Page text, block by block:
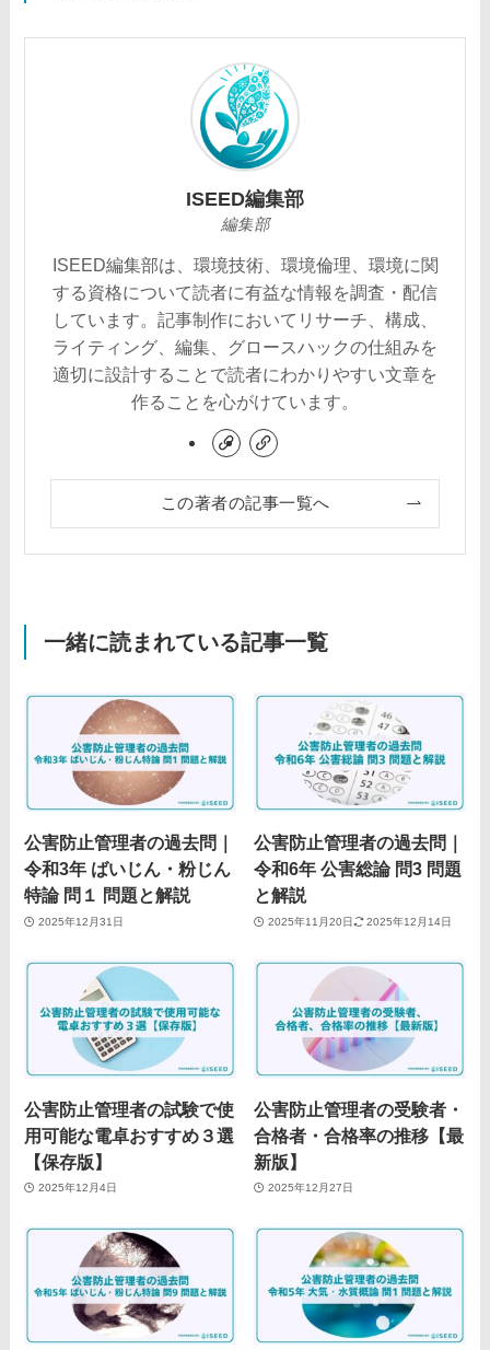
ISEED編集部
編集部
ISEED編集部は、環境技術、環境倫理、環境に関
する資格について読者に有益な情報を調査・配信
しています。記事制作においてリサーチ、構成、
ライティング、編集、グロースハックの仕組みを
適切に設計することで読者にわかりやすい文章を
作ることを心がけています。
この著者の記事一覧へ
一緒に読まれている記事一覧
公害防止管理者の過去問｜
令和3年 ばいじん・粉じん
特論 問１ 問題と解説
2025年12月31日
公害防止管理者の過去問｜
令和6年 公害総論 問3 問題
と解説
2025年11月20日 2025年12月14日
公害防止管理者の試験で使
用可能な電卓おすすめ３選
【保存版】
2025年12月4日
公害防止管理者の受験者・
合格者・合格率の推移【最
新版】
2025年12月27日